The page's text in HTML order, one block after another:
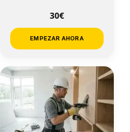
30€
EMPEZAR AHORA